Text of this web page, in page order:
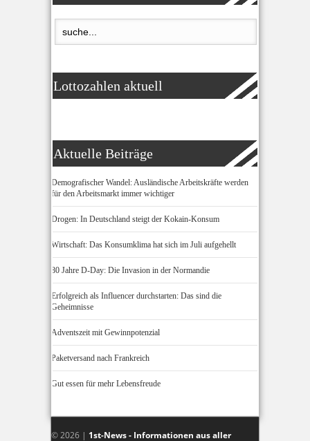
Lottozahlen aktuell
Aktuelle Beiträge
Demografischer Wandel: Ausländische Arbeitskräfte werden
für den Arbeitsmarkt immer wichtiger
Drogen: In Deutschland steigt der Kokain-Konsum
Wirtschaft: Das Konsumklima hat sich im Juli aufgehellt
80 Jahre D-Day: Die Invasion in der Normandie
Erfolgreich als Influencer durchstarten: Das sind die
Geheimnisse
Adventszeit mit Gewinnpotenzial
Paketversand nach Frankreich
Gut essen für mehr Lebensfreude
© 2026 | 1st-News - Informationen aus aller